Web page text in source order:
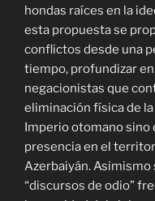
hondas raíces en la
esta propuesta se
conflictos desde una
tiempo, profundizar
negacionistas que
eliminación física de
Imperio otomano sino
presencia en el
Azerbaiyán.
“discursos de odio”